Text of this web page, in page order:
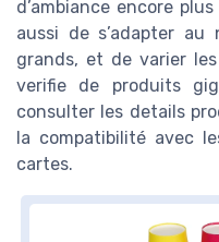
d’ambiance encore
aussi de s’adapter
grands, et de varier
verifie de produits
consulter les details
la compatibilité avec
cartes.